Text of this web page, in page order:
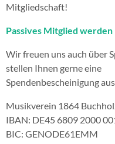
Mitgliedschaft!
Passives Mitglied
Wir freuen uns auch über
stellen Ihnen gerne eine
Spendenbescheinigung
Musikverein 1864
IBAN: DE45 6809 2000
BIC: GENODE61EMM